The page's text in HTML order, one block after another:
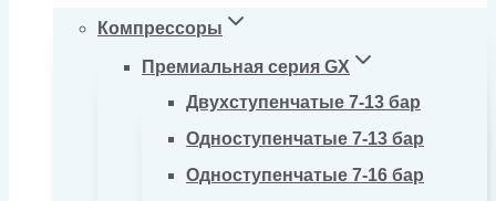
Компрессоры
Премиальная серия GX
Двухступенчатые 7-13 бар
Одноступенчатые 7-13 бар
Одноступенчатые 7-16 бар